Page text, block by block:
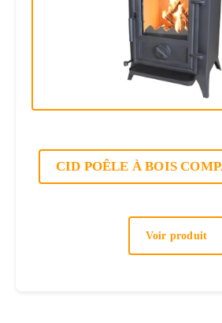
CID POÊLE À BOIS
Voir produit